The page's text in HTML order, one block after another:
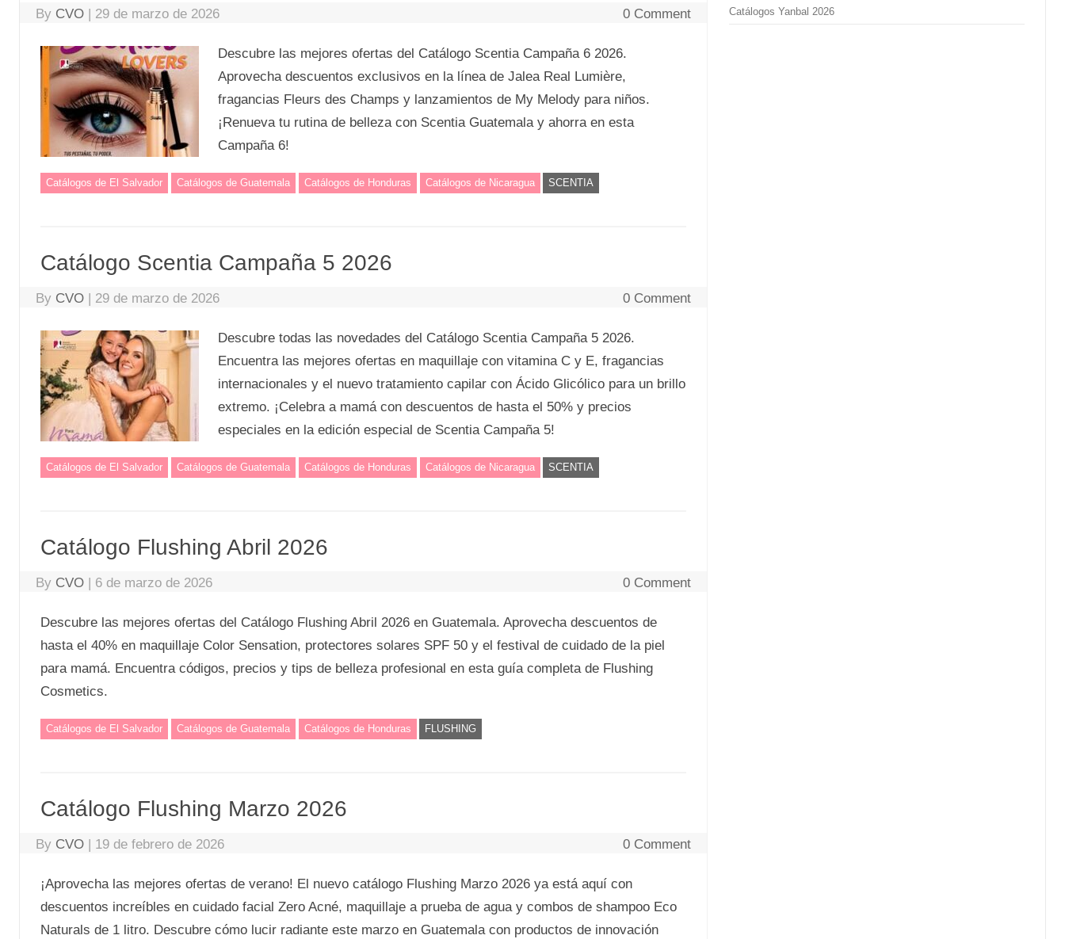
By CVO | 29 de marzo de 2026 0 Comment
Descubre las mejores ofertas del Catálogo Scentia Campaña 6 2026.
Aprovecha descuentos exclusivos en la línea de Jalea Real Lumière,
fragancias Fleurs des Champs y lanzamientos de My Melody para niños.
¡Renueva tu rutina de belleza con Scentia Guatemala y ahorra en esta
Campaña 6!
Catálogos de El Salvador Catálogos de Guatemala Catálogos de Honduras Catálogos de Nicaragua SCENTIA
Catálogo Scentia Campaña 5 2026
By CVO | 29 de marzo de 2026 0 Comment
Descubre todas las novedades del Catálogo Scentia Campaña 5 2026.
Encuentra las mejores ofertas en maquillaje con vitamina C y E, fragancias
internacionales y el nuevo tratamiento capilar con Ácido Glicólico para un brillo
extremo. ¡Celebra a mamá con descuentos de hasta el 50% y precios
especiales en la edición especial de Scentia Campaña 5!
Catálogos de El Salvador Catálogos de Guatemala Catálogos de Honduras Catálogos de Nicaragua SCENTIA
Catálogo Flushing Abril 2026
By CVO | 6 de marzo de 2026 0 Comment
Descubre las mejores ofertas del Catálogo Flushing Abril 2026 en Guatemala. Aprovecha descuentos de
hasta el 40% en maquillaje Color Sensation, protectores solares SPF 50 y el festival de cuidado de la piel
para mamá. Encuentra códigos, precios y tips de belleza profesional en esta guía completa de Flushing
Cosmetics.
Catálogos de El Salvador Catálogos de Guatemala Catálogos de Honduras FLUSHING
Catálogo Flushing Marzo 2026
By CVO | 19 de febrero de 2026 0 Comment
¡Aprovecha las mejores ofertas de verano! El nuevo catálogo Flushing Marzo 2026 ya está aquí con
descuentos increíbles en cuidado facial Zero Acné, maquillaje a prueba de agua y combos de shampoo Eco
Naturals de 1 litro. Descubre cómo lucir radiante este marzo en Guatemala con productos de innovación
Catálogos Yanbal 2026